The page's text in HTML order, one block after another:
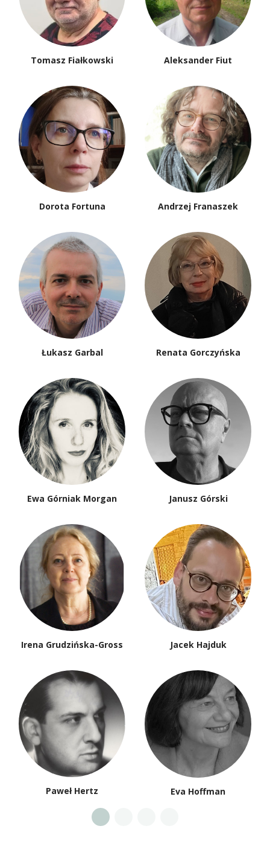
Tomasz Fiałkowski Aleksander Fiut
Dorota Fortuna Andrzej Franaszek
Łukasz Garbal Renata Gorczyńska
Ewa Górniak Morgan Janusz Górski
Irena Grudzińska-Gross Jacek Hajduk
Paweł Hertz Eva Hoffman